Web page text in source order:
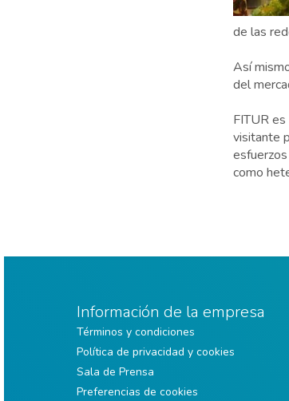
de las
Así
del
FITUR
visitante
como
Información de la empresa
Términos y condiciones
Política de privacidad y cookies
Sala de Prensa
Preferencias de cookies